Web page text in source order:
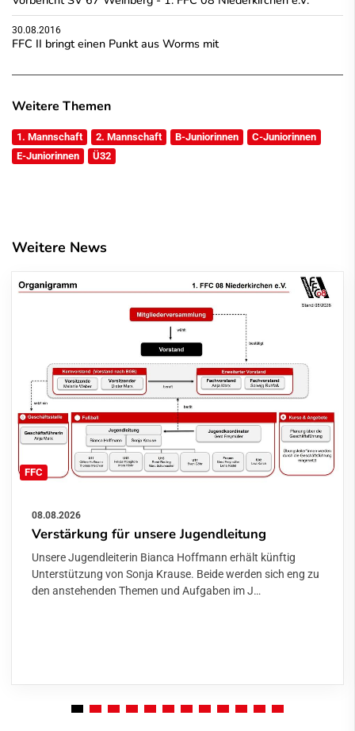
30.08.2016
FFC II bringt einen Punkt aus Worms mit
Weitere Themen
1. Mannschaft 2. Mannschaft B-Juniorinnen
C-Juniorinnen
E-Juniorinnen
Ü32
Weitere News
FFC
08.08.2026
Verstärkung für unsere Jugendleitung
Unsere Jugendleiterin Bianca Hoffmann erhält künftig
Unterstützung von Sonja Krause. Beide werden sich eng zu
den anstehenden Themen und Aufgaben im J…